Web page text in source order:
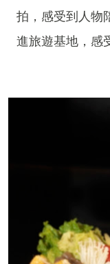
拍，感受到人物
進旅遊基地，感